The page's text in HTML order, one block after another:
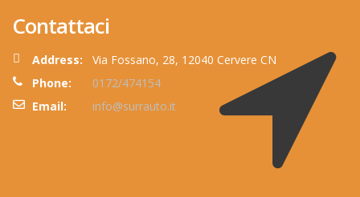
Contattaci
Address:
Via Fossano, 28, 12040 Cervere CN
Phone:
0172/474154
Email:
info@surrauto.it